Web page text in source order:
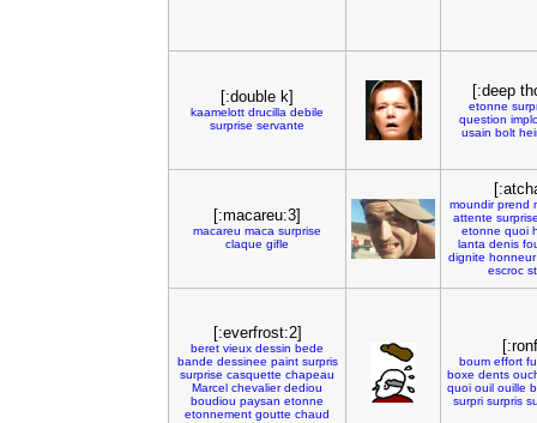
[:double k]
kaamelott drucilla debile
surprise servante
[:deep
etonne
question
usain bolt
[:macareu:3]
macareu maca surprise
claque gifle
moundir prend
attente
etonne quoi
lanta denis
dignite honneur
escroc
[:everfrost:2]
beret vieux dessin bede
bande dessinee paint surpris
surprise casquette chapeau
Marcel chevalier dediou
boudiou paysan etonne
etonnement goutte chaud
boum effort
boxe dents
quoi ouil ouille
surpri surpris